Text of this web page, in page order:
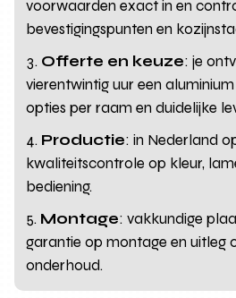
voorwaarden exact in en
bevestigingspunten en
Offerte en keuze: je
vierentwintig uur een
opties per raam en duidelijke
Productie: in Nederland
kwaliteitscontrole op kleur,
bediening.
Montage: vakkundige
garantie op montage en uitleg
onderhoud.